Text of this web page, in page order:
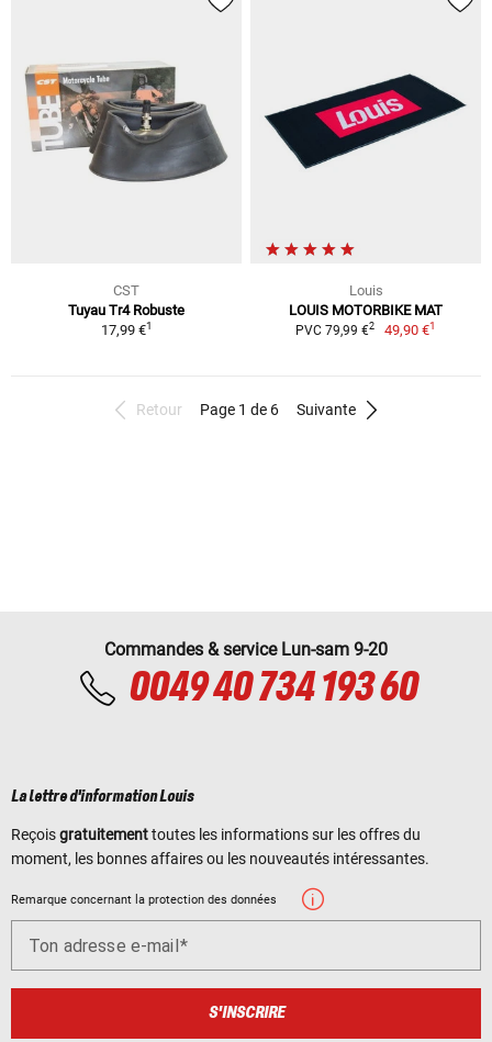
CST
Tuyau Tr4 Robuste
17,99 €1
Louis
LOUIS MOTORBIKE MAT
PVC 79,99 €2 49,90 €1
Retour Page 1 de 6 Suivante
Commandes & service Lun-sam 9-20
0049 40 734 193 60
La lettre d'information Louis
Reçoisgratuitementtoutes les informations sur les offres du
moment, les bonnes affaires ou les nouveautés intéressantes.
Remarque concernant la protection des données
Ton adresse e-mail
S'INSCRIRE